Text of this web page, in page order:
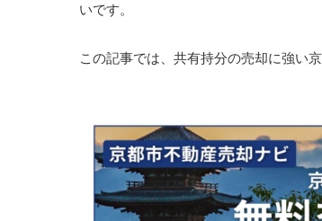
いです。
この記事では、共有持分の売却に強い